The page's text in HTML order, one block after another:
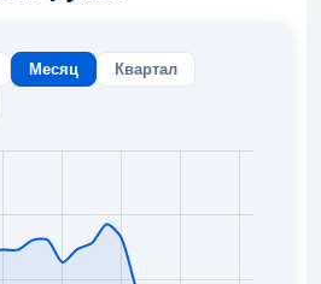
Месяц
Квартал